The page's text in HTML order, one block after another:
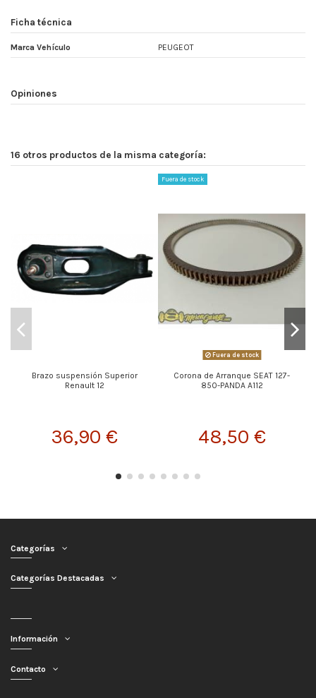
Ficha técnica
Marca Vehículo PEUGEOT
Opiniones
16 otros productos de la misma categoría:
Brazo suspensión Superior
Renault 12
36,90 €
Fuera de stock
Fuera de stock
Corona de Arranque SEAT 127-
850-PANDA A112
48,50 €
Categorías
Categorías Destacadas
Información
Contacto